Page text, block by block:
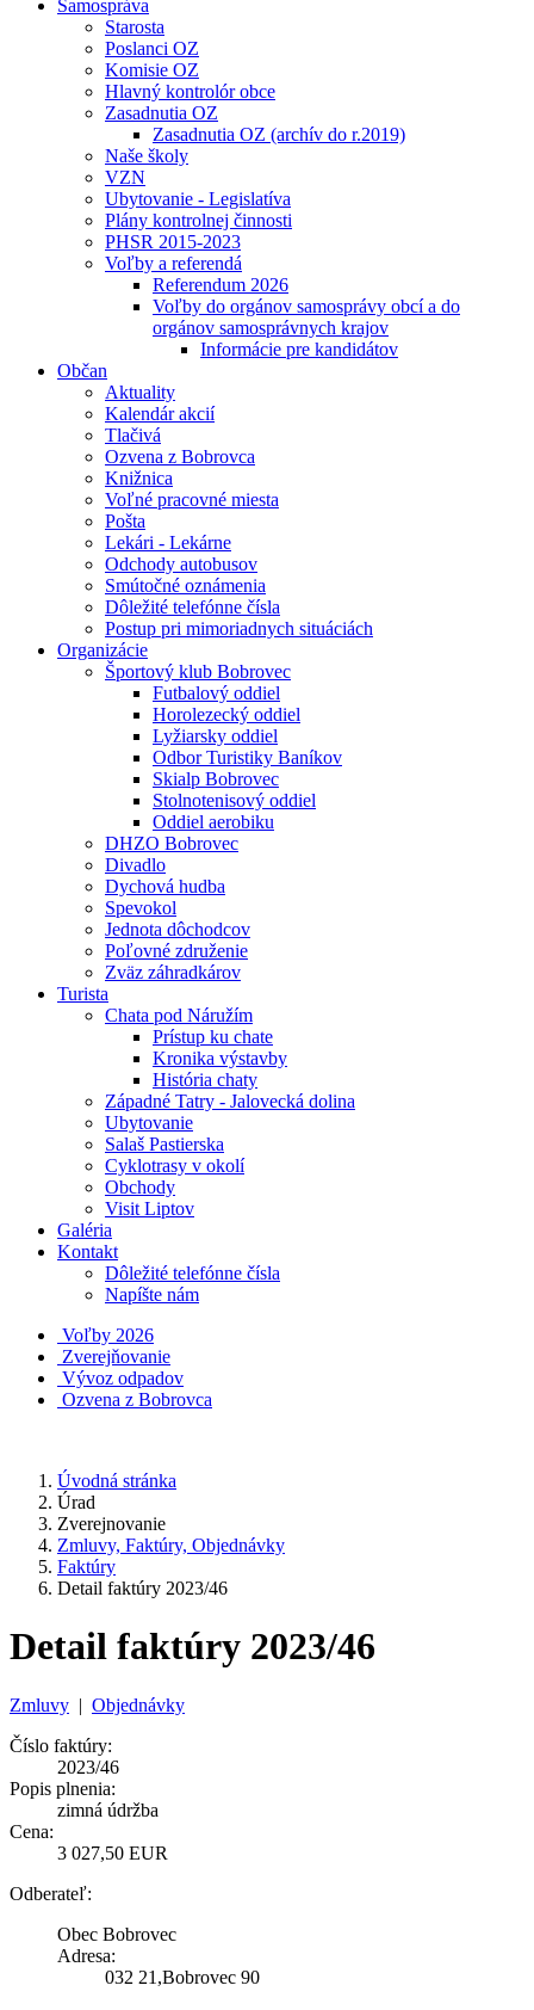
Samospráva
Starosta
Poslanci OZ
Komisie OZ
Hlavný kontrolór obce
Zasadnutia OZ
Zasadnutia OZ (archív do r.2019)
Naše školy
VZN
Ubytovanie - Legislatíva
Plány kontrolnej činnosti
PHSR 2015-2023
Voľby a referendá
Referendum 2026
Voľby do orgánov samosprávy obcí a do
orgánov samosprávnych krajov
Informácie pre kandidátov
Občan
Aktuality
Kalendár akcií
Tlačivá
Ozvena z Bobrovca
Knižnica
Voľné pracovné miesta
Pošta
Lekári - Lekárne
Odchody autobusov
Smútočné oznámenia
Dôležité telefónne čísla
Postup pri mimoriadnych situáciách
Organizácie
Športový klub Bobrovec
Futbalový oddiel
Horolezecký oddiel
Lyžiarsky oddiel
Odbor Turistiky Baníkov
Skialp Bobrovec
Stolnotenisový oddiel
Oddiel aerobiku
DHZO Bobrovec
Divadlo
Dychová hudba
Spevokol
Jednota dôchodcov
Poľovné združenie
Zväz záhradkárov
Turista
Chata pod Náružím
Prístup ku chate
Kronika výstavby
História chaty
Západné Tatry - Jalovecká dolina
Ubytovanie
Salaš Pastierska
Cyklotrasy v okolí
Obchody
Visit Liptov
Galéria
Kontakt
Dôležité telefónne čísla
Napíšte nám
Voľby 2026
Zverejňovanie
Vývoz odpadov
Ozvena z Bobrovca
Úvodná stránka
Úrad
Zverejnovanie
Zmluvy, Faktúry, Objednávky
Faktúry
Detail faktúry 2023/46
Detail faktúry 2023/46
Zmluvy | Objednávky
Číslo faktúry:
2023/46
Popis plnenia:
zimná údržba
Cena:
3 027,50 EUR
Odberateľ:
Obec Bobrovec
Adresa:
032 21,Bobrovec 90